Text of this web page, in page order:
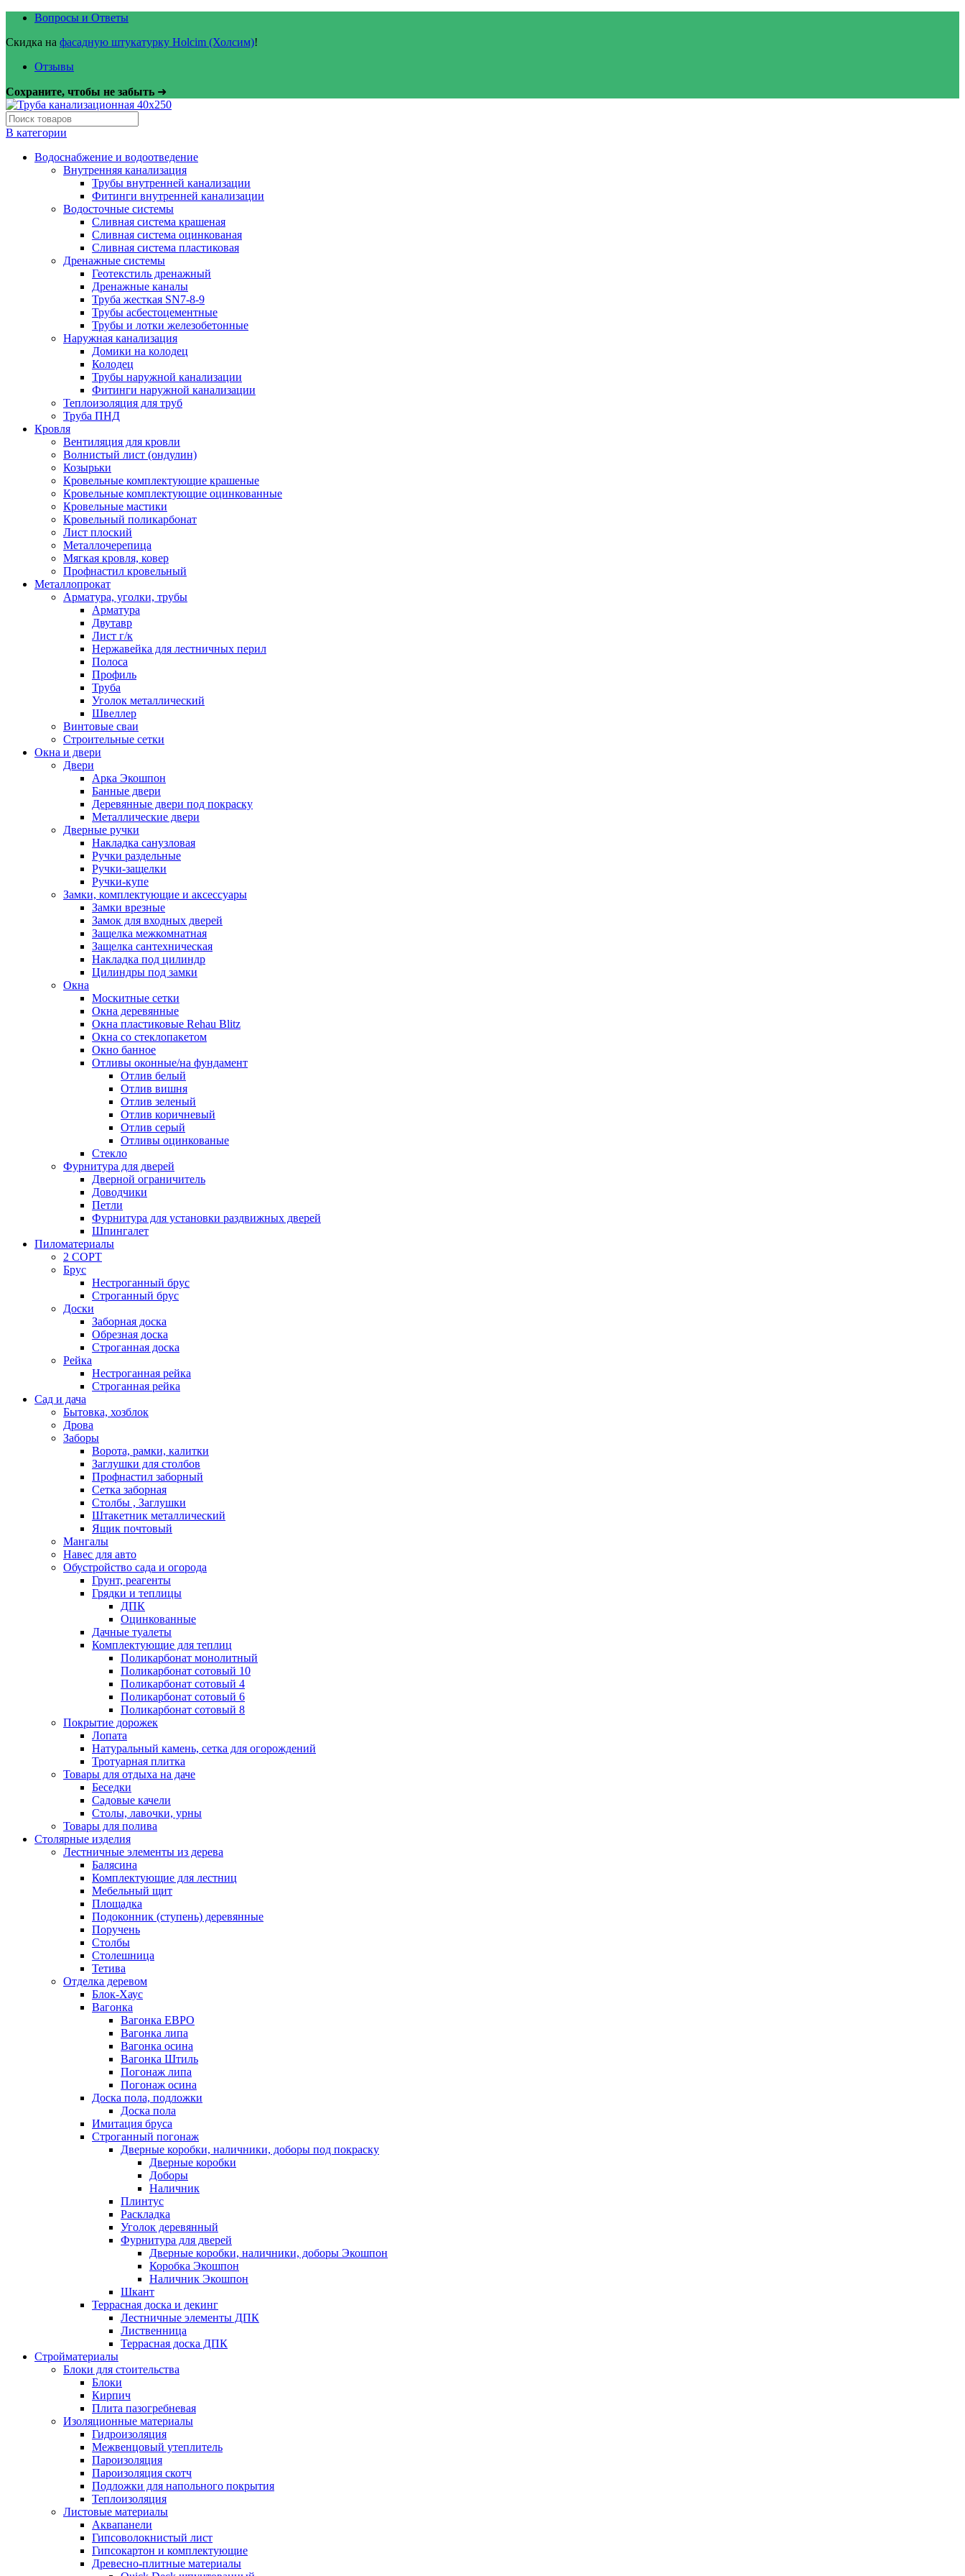
Вопросы и Ответы
Скидка на фасадную штукатурку Holcim (Холсим)!
Отзывы
Сохраните, чтобы не забыть ➜
В категории
Водоснабжение и водоотведение
Внутренняя канализация
Трубы внутренней канализации
Фитинги внутренней канализации
Водосточные системы
Сливная система крашеная
Сливная система оцинкованая
Сливная система пластиковая
Дренажные системы
Геотекстиль дренажный
Дренажные каналы
Труба жесткая SN7-8-9
Трубы асбестоцементные
Трубы и лотки железобетонные
Наружная канализация
Домики на колодец
Колодец
Трубы наружной канализации
Фитинги наружной канализации
Теплоизоляция для труб
Труба ПНД
Кровля
Вентиляция для кровли
Волнистый лист (ондулин)
Козырьки
Кровельные комплектующие крашеные
Кровельные комплектующие оцинкованные
Кровельные мастики
Кровельный поликарбонат
Лист плоский
Металлочерепица
Мягкая кровля, ковер
Профнастил кровельный
Металлопрокат
Арматура, уголки, трубы
Арматура
Двутавр
Лист г/к
Нержавейка для лестничных перил
Полоса
Профиль
Труба
Уголок металлический
Швеллер
Винтовые сваи
Строительные сетки
Окна и двери
Двери
Арка Экошпон
Банные двери
Деревянные двери под покраску
Металлические двери
Дверные ручки
Накладка санузловая
Ручки раздельные
Ручки-защелки
Ручки-купе
Замки, комплектующие и аксессуары
Замки врезные
Замок для входных дверей
Защелка межкомнатная
Защелка сантехническая
Накладка под цилиндр
Цилиндры под замки
Окна
Москитные сетки
Окна деревянные
Окна пластиковые Rehau Blitz
Окна со стеклопакетом
Окно банное
Отливы оконные/на фундамент
Отлив белый
Отлив вишня
Отлив зеленый
Отлив коричневый
Отлив серый
Отливы оцинкованые
Стекло
Фурнитура для дверей
Дверной ограничитель
Доводчики
Петли
Фурнитура для установки раздвижных дверей
Шпингалет
Пиломатериалы
2 СОРТ
Брус
Нестроганный брус
Строганный брус
Доски
Заборная доска
Обрезная доска
Строганная доска
Рейка
Нестроганная рейка
Строганная рейка
Сад и дача
Бытовка, хозблок
Дрова
Заборы
Ворота, рамки, калитки
Заглушки для столбов
Профнастил заборный
Сетка заборная
Столбы , Заглушки
Штакетник металлический
Ящик почтовый
Мангалы
Навес для авто
Обустройство сада и огорода
Грунт, реагенты
Грядки и теплицы
ДПК
Оцинкованные
Дачные туалеты
Комплектующие для теплиц
Поликарбонат монолитный
Поликарбонат сотовый 10
Поликарбонат сотовый 4
Поликарбонат сотовый 6
Поликарбонат сотовый 8
Покрытие дорожек
Лопата
Натуральный камень, сетка для огорождений
Тротуарная плитка
Товары для отдыха на даче
Беседки
Садовые качели
Столы, лавочки, урны
Товары для полива
Столярные изделия
Лестничные элементы из дерева
Балясина
Комплектующие для лестниц
Мебельный щит
Площадка
Подоконник (ступень) деревянные
Поручень
Столбы
Столешница
Тетива
Отделка деревом
Блок-Хаус
Вагонка
Вагонка ЕВРО
Вагонка липа
Вагонка осина
Вагонка Штиль
Погонаж липа
Погонаж осина
Доска пола, подложки
Доска пола
Имитация бруса
Строганный погонаж
Дверные коробки, наличники, доборы под покраску
Дверные коробки
Доборы
Наличник
Плинтус
Раскладка
Уголок деревянный
Фурнитура для дверей
Дверные коробки, наличники, доборы Экошпон
Коробка Экошпон
Наличник Экошпон
Шкант
Террасная доска и декинг
Лестничные элементы ДПК
Лиственница
Террасная доска ДПК
Стройматериалы
Блоки для стоительства
Блоки
Кирпич
Плита пазогребневая
Изоляционные материалы
Гидроизоляция
Межвенцовый утеплитель
Пароизоляция
Пароизоляция скотч
Подложки для напольного покрытия
Теплоизоляция
Листовые материалы
Аквапанели
Гипсоволокнистый лист
Гипсокартон и комплектующие
Древесно-плитные материалы